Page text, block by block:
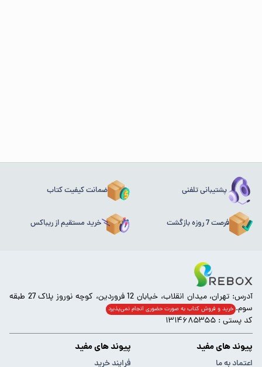
پشتیبانی تلفنی ضمانت کیفیت کتاب
فرصت 7 روزه بازگشت خرید مستقیم از ریباکس
آدرس: تهران، میدان انقلاب، خیابان 12 فروردین، کوچه نوروز پلاک 27 طبقه
سوم. خرید و فروش کتاب به صورت حضوری انجام‌ نمی‌پذیرد
کد پستی : ۱۳۱۴۶۸۵۳۵۵
پیوند های مفید
اعتماد به ما
پیوند های مفید
فرایند خرید